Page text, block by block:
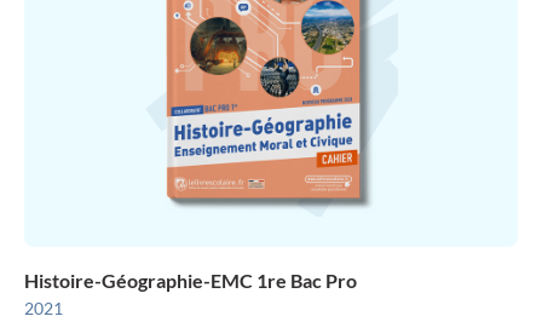
Histoire-Géographie-EMC 1re Bac Pro
2021